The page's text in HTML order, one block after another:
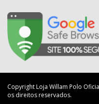
Copyright Loja Willam Polo
os direitos reservados.